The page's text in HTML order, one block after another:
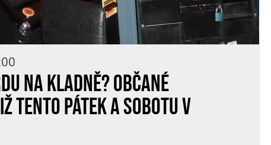
na Kladně? Občané
tento pátek a sobotu v